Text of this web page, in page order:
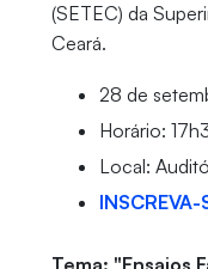
(SETEC) da
Ceará.
28 de
Horário:
Local:
INSCREVA-